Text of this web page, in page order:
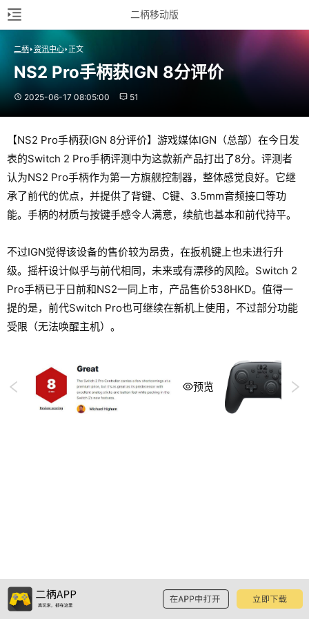
二柄移动版
二柄 资讯中心 正文
NS2 Pro手柄获IGN 8分评价
2025-06-17 08:05:00 51
【NS2 Pro手柄获IGN 8分评价】游戏媒体IGN（总部）在今日发
表的Switch 2 Pro手柄评测中为这款新产品打出了8分。评测者
认为NS2 Pro手柄作为第一方旗舰控制器，整体感觉良好。它继
承了前代的优点，并提供了背键、C键、3.5mm音频接口等功
能。手柄的材质与按键手感令人满意，续航也基本和前代持平。
不过IGN觉得该设备的售价较为昂贵，在扳机键上也未进行升
级。摇杆设计似乎与前代相同，未来或有漂移的风险。Switch 2
Pro手柄已于日前和NS2一同上市，产品售价538HKD。值得一
提的是，前代Switch Pro也可继续在新机上使用，不过部分功能
受限（无法唤醒主机）。
预览